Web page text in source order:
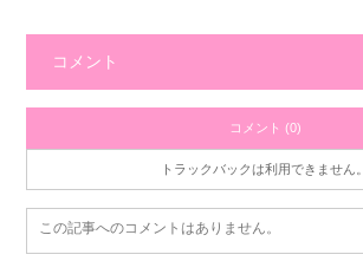
コメント
コメント (0)
トラックバックは利用できません。
この記事へのコメントはありません。